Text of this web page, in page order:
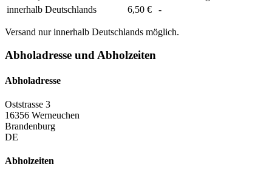
innerhalb Deutschlands
6,50 € -
Versand nur innerhalb Deutschlands möglich.
Abholadresse und Abholzeiten
Abholadresse
Oststrasse 3
16356 Werneuchen
Brandenburg
DE
Abholzeiten